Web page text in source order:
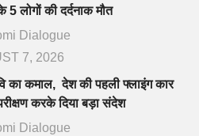
5 लोगों की दर्दनाक मौत
Dialogue
7, 2026
का कमाल, देश की पहली फ्लाइंग कार
करके दिया बड़ा संदेश
Dialogue